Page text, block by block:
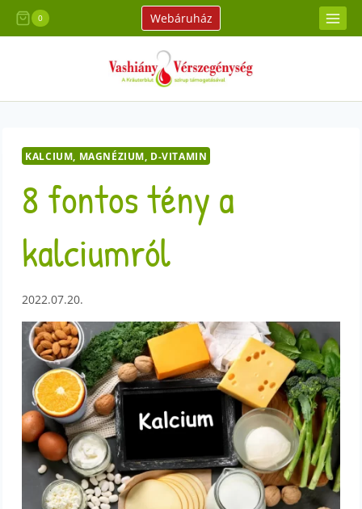
Skip
to
0 Webáruház
KALCIUM, MAGNÉZIUM, D-VITAMIN
8 fontos tény a
kalciumról
2022.07.20.